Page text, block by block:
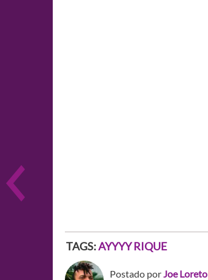
TAGS:AYYYY RIQUE
Postado porJoe Loreto